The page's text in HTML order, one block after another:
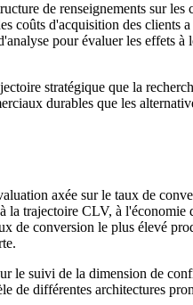
de renseignements sur les
coûts d'acquisition des clients
pour évaluer les effets
stratégique que la
durables que les
axée sur le taux de
trajectoire CLV, à l'économie
de conversion le plus élevé
le suivi de la dimension de
de différentes architectures